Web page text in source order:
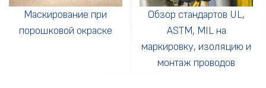
Маскирование при
порошковой окраске
Обзор стандартов UL,
ASTM, MIL на
маркировку, изоляцию и
монтаж проводов